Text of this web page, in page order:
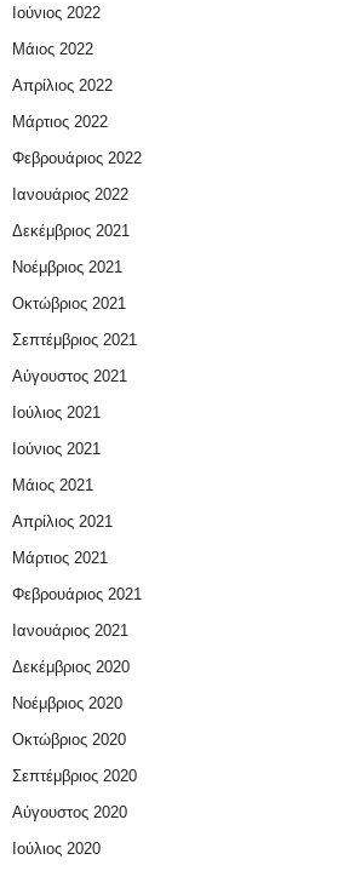
Ιούνιος 2022
Μάιος 2022
Απρίλιος 2022
Μάρτιος 2022
Φεβρουάριος 2022
Ιανουάριος 2022
Δεκέμβριος 2021
Νοέμβριος 2021
Οκτώβριος 2021
Σεπτέμβριος 2021
Αύγουστος 2021
Ιούλιος 2021
Ιούνιος 2021
Μάιος 2021
Απρίλιος 2021
Μάρτιος 2021
Φεβρουάριος 2021
Ιανουάριος 2021
Δεκέμβριος 2020
Νοέμβριος 2020
Οκτώβριος 2020
Σεπτέμβριος 2020
Αύγουστος 2020
Ιούλιος 2020